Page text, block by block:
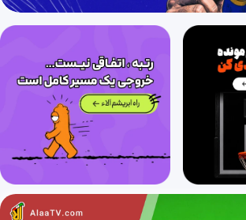
1404/12/03
1404/12/03
فصل اول: قدر هدایای زمینی را بدانیم (قسمت بیست و سوم)، نفت و کربن
1404/12/03
1404/12/03